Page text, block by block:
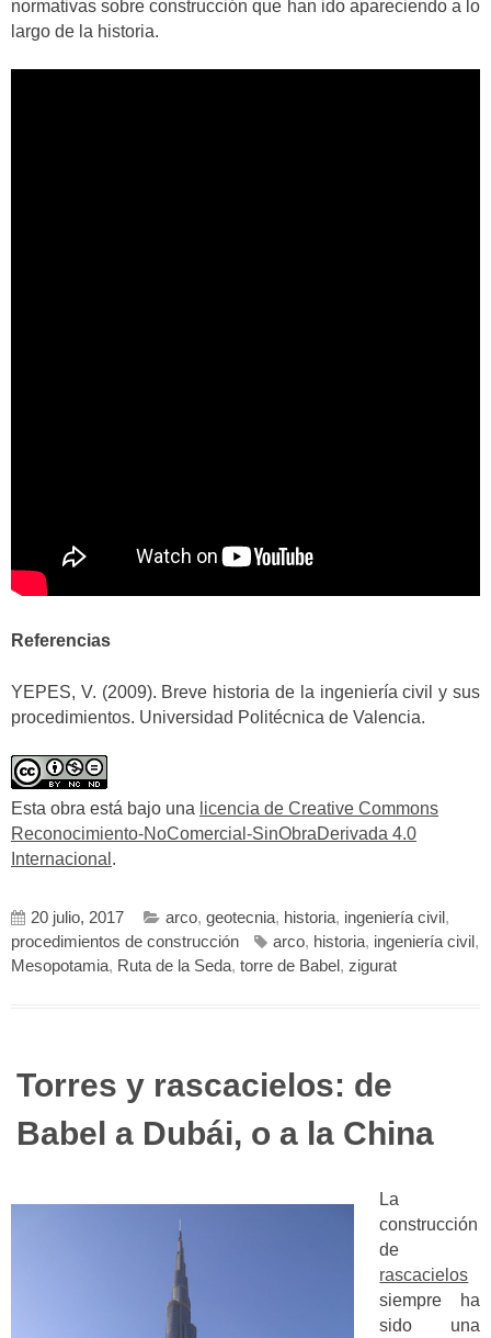
normativas sobre construcción que han ido apareciendo a lo
largo de la historia.
Referencias
YEPES, V. (2009). Breve historia de la ingeniería civil y sus
procedimientos. Universidad Politécnica de Valencia.
Esta obra está bajo una licencia de Creative Commons
Reconocimiento-NoComercial-SinObraDerivada 4.0
Internacional .
20 julio, 2017 arco, geotecnia, historia, ingeniería civil ,
procedimientos de construcción
arco, historia, ingeniería civil ,
Mesopotamia, Ruta de la Seda, torre de Babel , zigurat
Torres y rascacielos: de
Babel a Dubái, o a la China
La
construcción
de
rascacielos
siempre ha
sido una